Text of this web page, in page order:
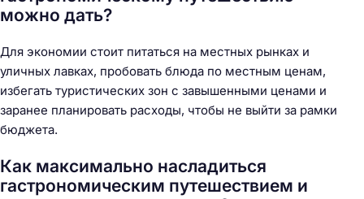
можно дать?
Для экономии стоит питаться на местных рынках и
уличных лавках, пробовать блюда по местным ценам,
избегать туристических зон с завышенными ценами и
заранее планировать расходы, чтобы не выйти за рамки
бюджета.
Как максимально насладиться
гастрономическим путешествием и